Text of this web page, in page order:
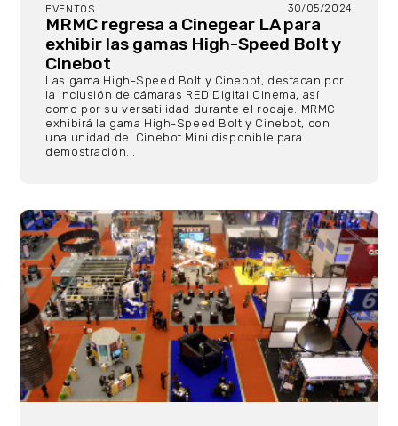
EVENTOS 30/05/2024
MRMC regresa a Cinegear LA para
exhibir las gamas High-Speed ​​Bolt y
Cinebot
Las gama High-Speed Bolt y Cinebot, destacan por
la inclusión de cámaras RED Digital Cinema, así
como por su versatilidad durante el rodaje. MRMC
exhibirá la gama High-Speed ​​Bolt y Cinebot, con
una unidad del Cinebot Mini disponible para
demostración...